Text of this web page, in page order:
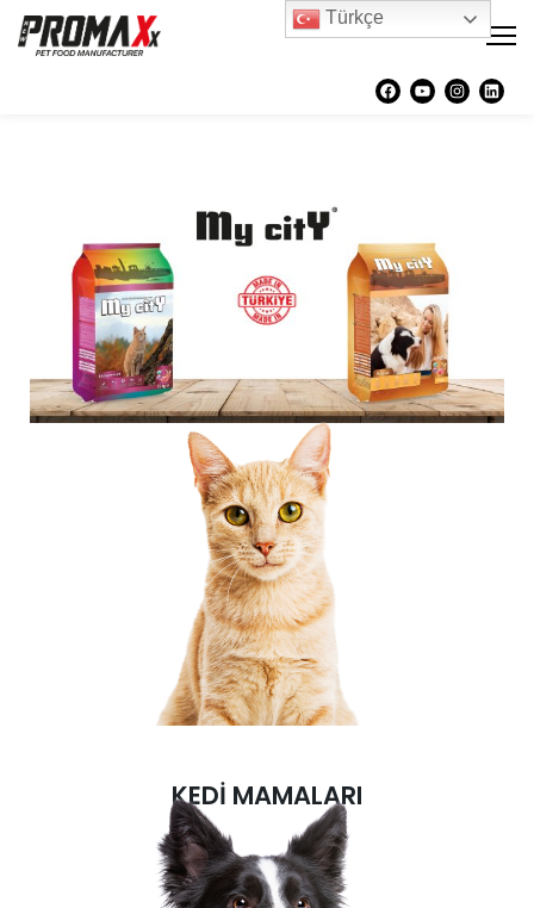
KEDİ MAMALARI
KEDİ MAMALARI
İncele
Türkçe